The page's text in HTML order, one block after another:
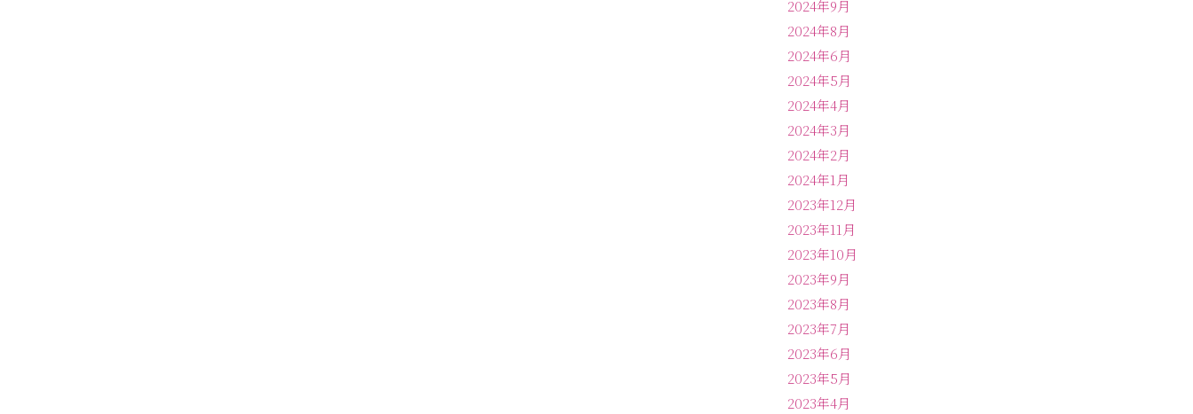
2024年9月
2024年8月
2024年6月
2024年5月
2024年4月
2024年3月
2024年2月
2024年1月
2023年12月
2023年11月
2023年10月
2023年9月
2023年8月
2023年7月
2023年6月
2023年5月
2023年4月